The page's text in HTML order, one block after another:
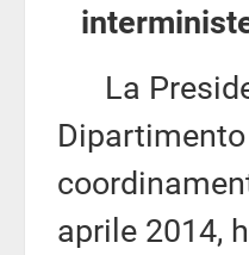
La
aprile 2014,